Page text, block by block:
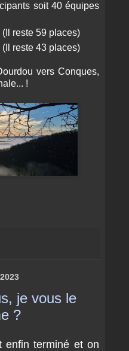
soit 40 équipes
reste 59 places)
reste 43 places)
vers Conques,
!
je vous le
?
enfin terminé et on